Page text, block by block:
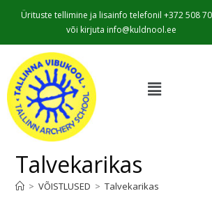
Ürituste tellimine ja lisainfo telefonil +372 508
või kirjuta info@kuldnool.ee
Talvekarikas
> VÕISTLUSED > Talvekarikas